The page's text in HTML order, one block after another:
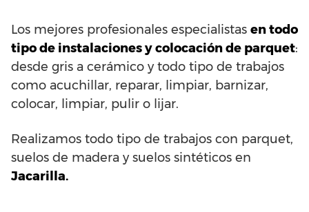
Los mejores profesionales especialistas en todo
tipo de instalaciones y colocación de parquet:
desde gris a cerámico y todo tipo de trabajos
como acuchillar, reparar, limpiar, barnizar,
colocar, limpiar, pulir o lijar.
Realizamos todo tipo de trabajos con parquet,
suelos de madera y suelos sintéticos en
Jacarilla.